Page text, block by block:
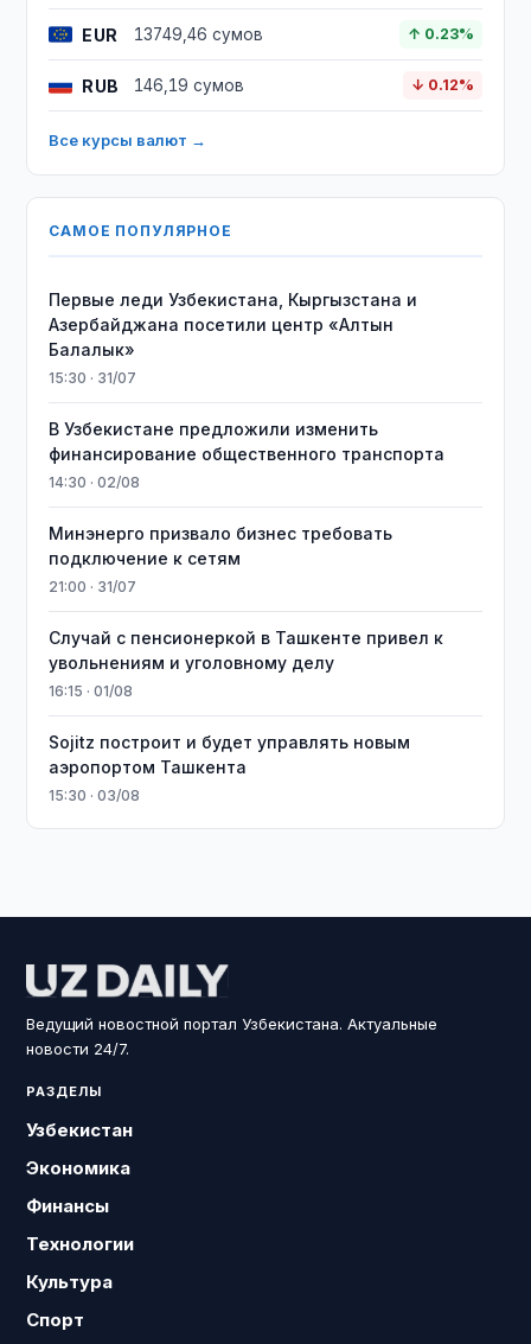
EUR 13749,46 сумов ↑ 0.23%
RUB 146,19 сумов ↓ 0.12%
Все курсы валют →
САМОЕ ПОПУЛЯРНОЕ
Первые леди Узбекистана, Кыргызстана и
Азербайджана посетили центр «Алтын
Балалык»
15:30 · 31/07
В Узбекистане предложили изменить
финансирование общественного транспорта
14:30 · 02/08
Минэнерго призвало бизнес требовать
подключение к сетям
21:00 · 31/07
Случай с пенсионеркой в Ташкенте привел к
увольнениям и уголовному делу
16:15 · 01/08
Sojitz построит и будет управлять новым
аэропортом Ташкента
15:30 · 03/08
Ведущий новостной портал Узбекистана. Актуальные
новости 24/7.
РАЗДЕЛЫ
Узбекистан
Экономика
Финансы
Технологии
Культура
Спорт